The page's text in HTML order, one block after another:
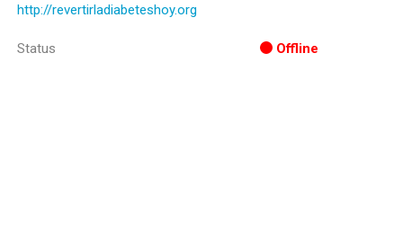
http://revertirladiabeteshoy.org
Status Offline